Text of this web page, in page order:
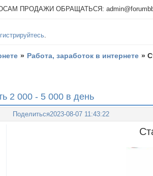
ПРОДАЖИ ОБРАЩАТЬСЯ: admin@forumbb.ru,
.
» Работа, заработок в интернете »
2 000 - 5 000 в день
Поделиться2023-08-07 11:43:22